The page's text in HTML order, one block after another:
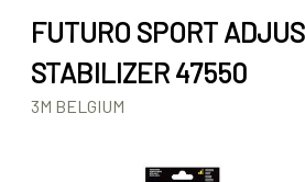
FUTURO SPORT
STABILIZER 47550
3M BELGIUM